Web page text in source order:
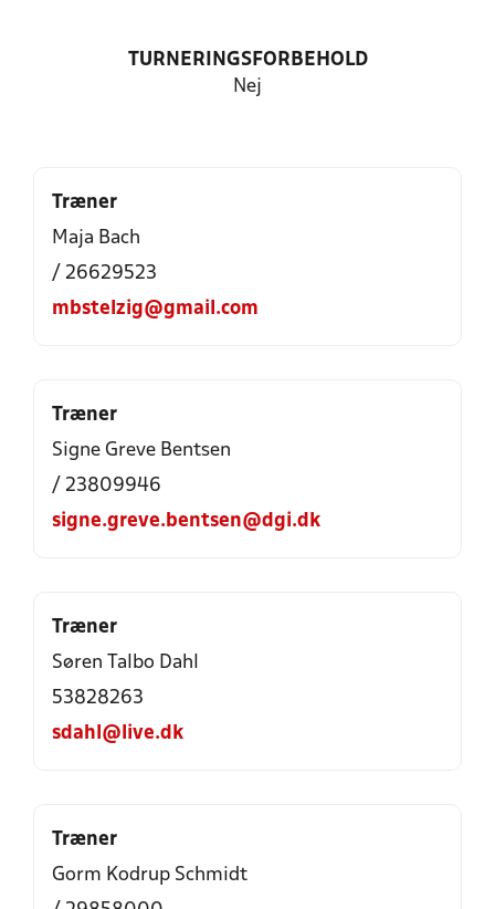
TURNERINGSFORBEHOLD
Nej
Træner
Maja Bach
/ 26629523
mbstelzig@gmail.com
Træner
Signe Greve Bentsen
/ 23809946
signe.greve.bentsen@dgi.dk
Træner
Søren Talbo Dahl
53828263
sdahl@live.dk
Træner
Gorm Kodrup Schmidt